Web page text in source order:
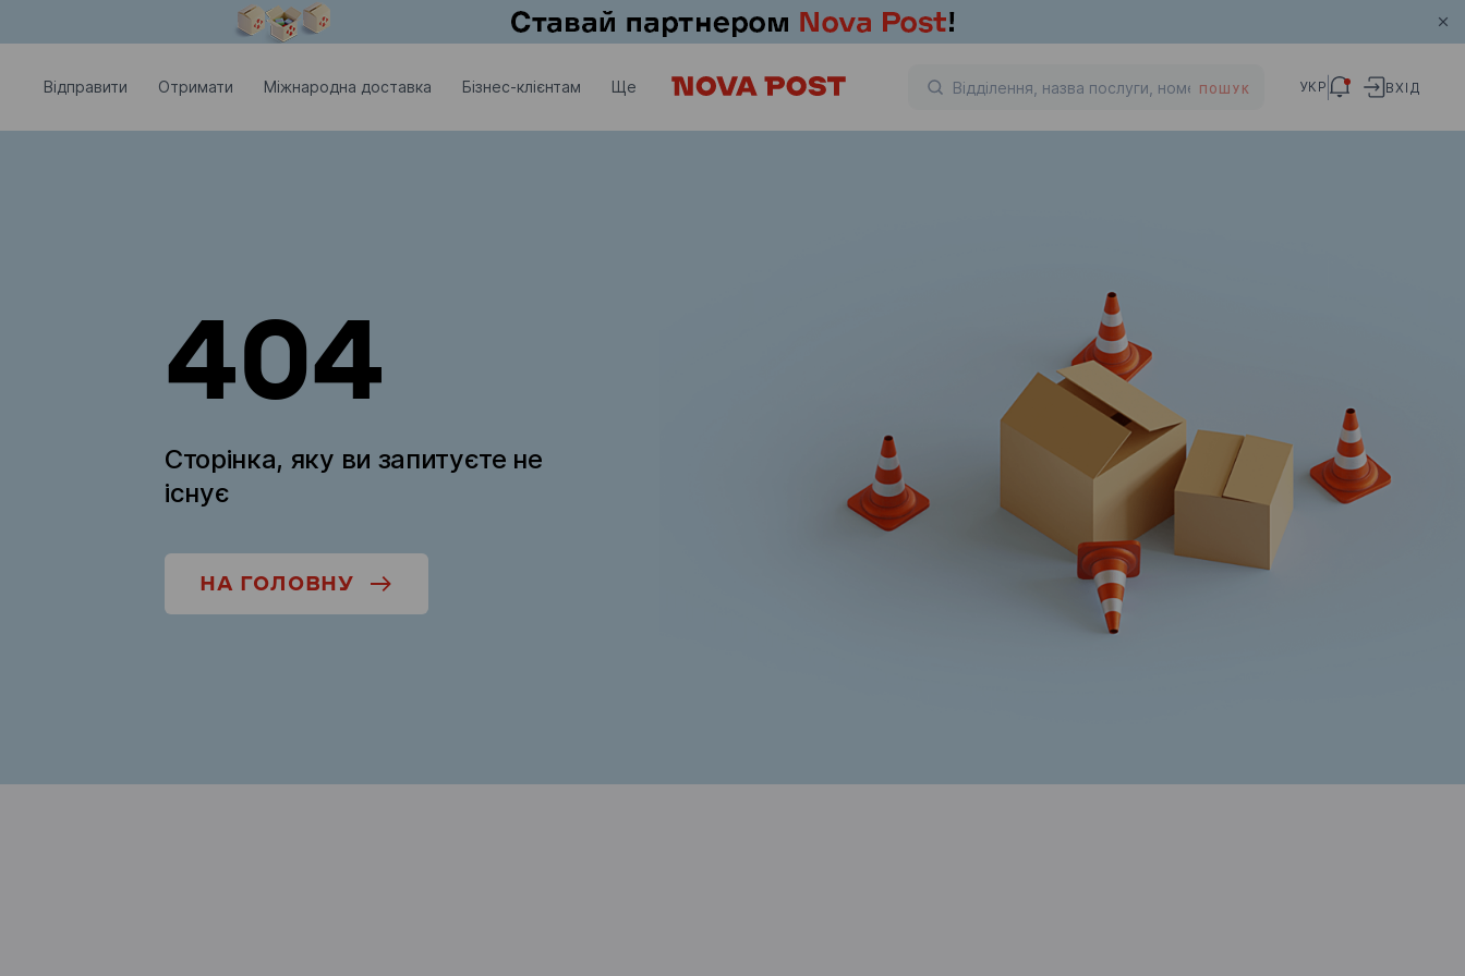
Відправити Отримати Міжнародна доставка Бізнес-клієнтам Ще ПОШУК УКР ВХІД
404
Сторінка, яку ви запитуєте не
існує
НА ГОЛОВНУ